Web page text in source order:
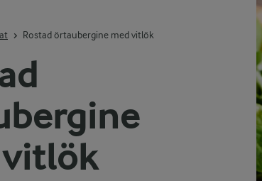
Rostad örtaubergine med vitlök